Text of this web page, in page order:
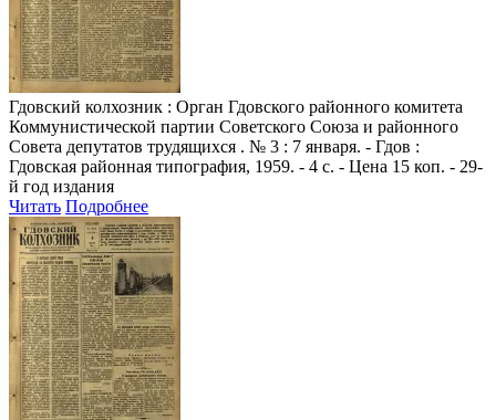
Гдовский колхозник : Орган Гдовского районного комитета
Коммунистической партии Советского Союза и районного
Совета депутатов трудящихся . № 3 : 7 января. - Гдов :
Гдовская районная типография, 1959. - 4 с. - Цена 15 коп. - 29-
й год издания
Читать Подробнее